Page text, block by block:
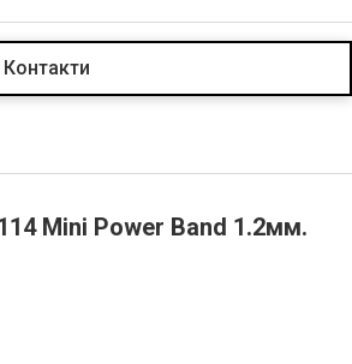
Контакти
Mini Power Band 1.2мм.